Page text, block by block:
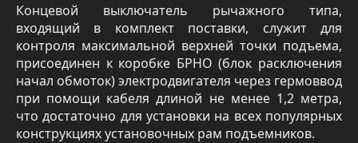
Концевой выключатель рычажного типа,
входящий в комплект поставки, служит для
контроля максимальной верхней точки подъема,
присоединен к коробке БРНО (блок расключения
начал обмоток) электродвигателя через гермоввод
при помощи кабеля длиной не менее 1,2 метра,
что достаточно для установки на всех популярных
конструкциях установочных рам подъемников.